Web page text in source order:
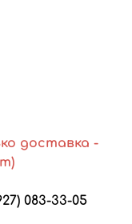
доставка -
083-33-05